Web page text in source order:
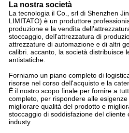
La nostra società
La tecnologia il Co., srl di Shenzhen
LIMITATO) è un produttore
produzione e la vendita
stoccaggio, dell'attrezzatura di
attrezzature di automazione e di altri
calibri. accanto, la società distribuisce
antistatiche.
Forniamo un piano completo di
risorse nel corso dell'acquisto e la
È il nostro scopo finale per fornire a
completo, per rispondere alle
migliorare qualità del prodotto e
stoccaggio di soddisfazione del cliente
industy.